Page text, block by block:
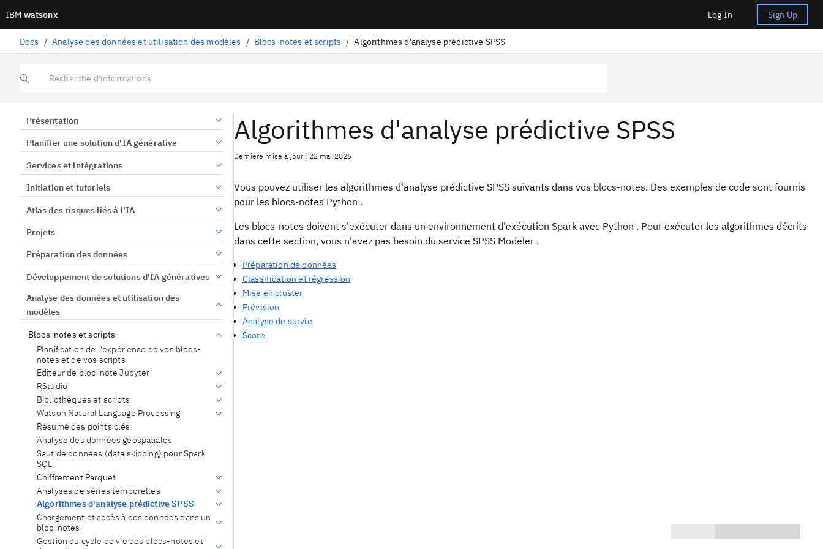
IBM watsonx Log In Sign Up
Docs / Analyse des données et utilisation des modèles / Blocs-notes et scripts / Algorithmes d'analyse prédictive SPSS
Recherche d'informations
Présentation
Planifier une solution d'IA générative
Services et intégrations
Initiation et tutoriels
Atlas des risques liés à l'IA
Projets
Préparation des données
Développement de solutions d'IA génératives
Analyse des données et utilisation des
modèles
Blocs-notes et scripts
Planification de l'expérience de vos blocs-
notes et de vos scripts
Editeur de bloc-note Jupyter
RStudio
Bibliothèques et scripts
Watson Natural Language Processing
Résumé des points clés
Analyse des données géospatiales
Saut de données (data skipping) pour Spark
SQL
Chiffrement Parquet
Analyses de séries temporelles
Algorithmes d'analyse prédictive SPSS
Chargement et accès à des données dans un
bloc-notes
Gestion du cycle de vie des blocs-notes et
Algorithmes d'analyse prédictive SPSS
Dernière mise à jour : 22 mai 2026
Vous pouvez utiliser les algorithmes d'analyse prédictive SPSS suivants dans vos blocs-notes. Des exemples de code sont fournis
pour les blocs-notes Python .
Les blocs-notes doivent s'exécuter dans un environnement d'exécution Spark avec Python . Pour exécuter les algorithmes décrits
dans cette section, vous n'avez pas besoin du service SPSS Modeler .
Préparation de données
Classification et régression
Mise en cluster
Prévision
Analyse de survie
Score